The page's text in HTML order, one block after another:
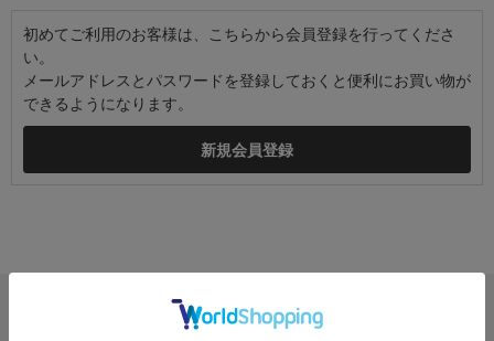
初めてご利用のお客様は、こちらから会員登録を行ってくださ
い。
メールアドレスとパスワードを登録しておくと便利にお買い物が
できるようになります。